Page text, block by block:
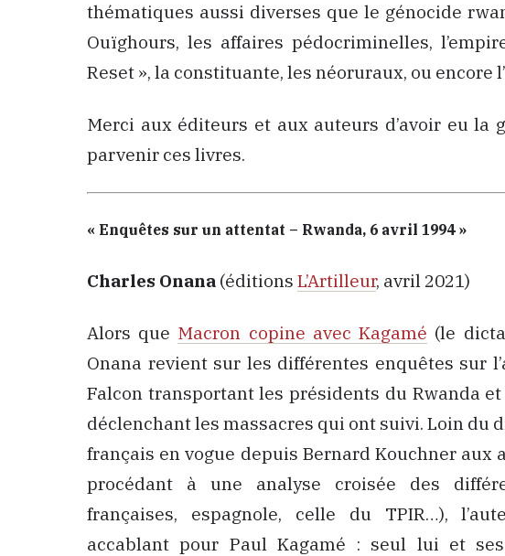
thématiques aussi diverses que le génocide
Ouïghours, les affaires pédocriminelles,
Reset », la constituante, les néoruraux, ou encore
Merci aux éditeurs et aux auteurs d’avoir eu la
parvenir ces livres.
« Enquêtes sur un attentat – Rwanda, 6 avril 1994 »
Charles Onana (éditions L’Artilleur, avril 2021)
Alors que Macron copine avec Kagamé (le
Onana revient sur les différentes enquêtes sur
Falcon transportant les présidents du Rwanda et
déclenchant les massacres qui ont suivi. Loin du
français en vogue depuis Bernard Kouchner aux
procédant à une analyse croisée des
françaises, espagnole, celle du TPIR…),
accablant pour Paul Kagamé : seul lui et